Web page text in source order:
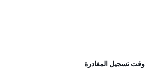
وقت تسجيل المغادرة